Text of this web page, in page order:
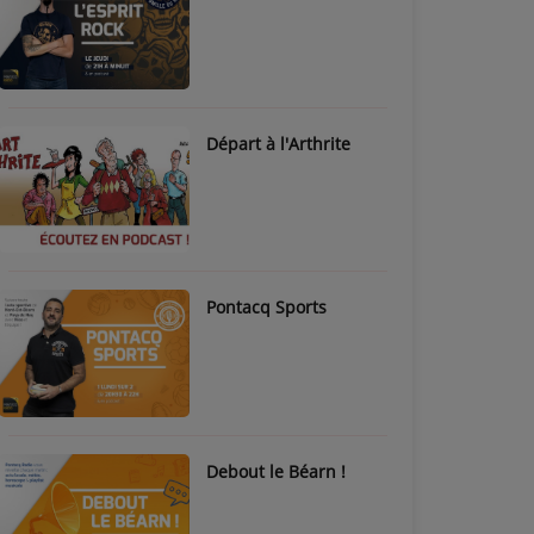
Départ à l'Arthrite
Pontacq Sports
Debout le Béarn !